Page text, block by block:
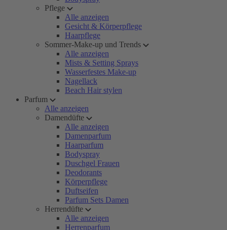
Pflege
Alle anzeigen
Gesicht & Körperpflege
Haarpflege
Sommer-Make-up und Trends
Alle anzeigen
Mists & Setting Sprays
Wasserfestes Make-up
Nagellack
Beach Hair stylen
Parfum
Alle anzeigen
Damendüfte
Alle anzeigen
Damenparfum
Haarparfum
Bodyspray
Duschgel Frauen
Deodorants
Körperpflege
Duftseifen
Parfum Sets Damen
Herrendüfte
Alle anzeigen
Herrenparfum